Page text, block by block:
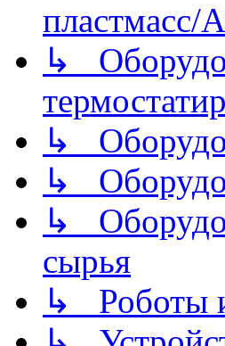
пластмасс/
↳
↳
↳
↳
сырья
↳ Роботы и